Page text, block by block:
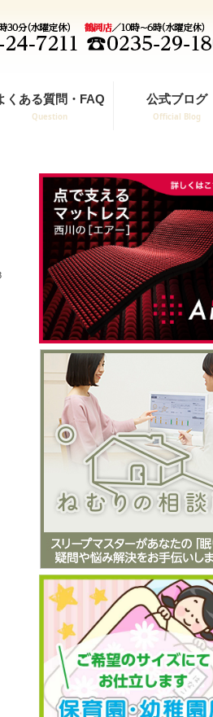
くある質問・FAQ
Question
公式ブログ
Official Blog